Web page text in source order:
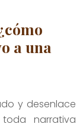
a una
y desenlace
narrativa